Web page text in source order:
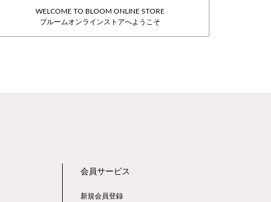
WELCOME TO BLOOM ONLINE STORE
ブルームオンラインストアへようこそ
会員サービス
新規会員登録